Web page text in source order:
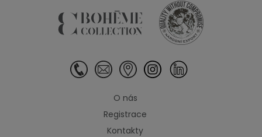
O nás
Registrace
Kontakty